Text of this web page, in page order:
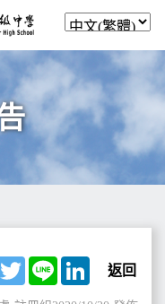
TwitterLine LinkedIn
返回